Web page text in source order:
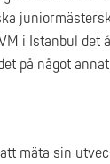
i Istanbul det
på något
mäta sin